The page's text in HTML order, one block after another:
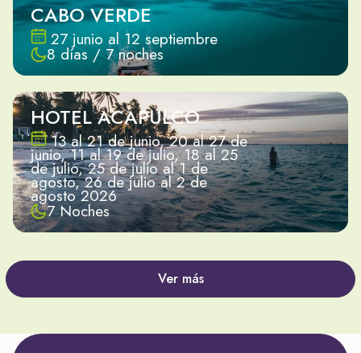
CABO VERDE
27 junio al 12 septiembre
8 días / 7 noches
HOTEL ACAPULCO
13 al 21 de junio, 20 al 27 de
junio, 11 al 19 de julio, 18 al 25
de julio, 25 de julio al 1 de
agosto, 26 de julio al 2 de
agosto 2026
7 Noches
Ver más